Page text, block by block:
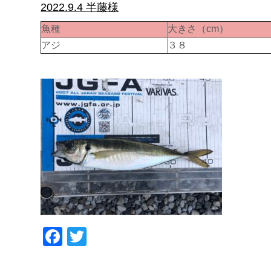
2022.9.4 半藤様
魚種 大きさ（cm）
アジ
３８
Facebook